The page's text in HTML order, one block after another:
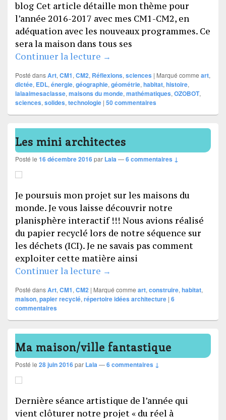
blog Cet article détaille mon thème pour
l’année 2016-2017 avec mes CM1-CM2, en
adéquation avec les nouveaux programmes. Ce
sera la maison dans tous ses
Continuer la lecture Thème Habitat/maison cycle
→
Posté dansArt, CM1, CM2, Réflexions, sciences | Marqué comme art,
dictée, EDL, énergie, géographie, géométrie, habitat, histoire,
lalaaimesaclasse, maisons du monde, mathématiques, OZOBOT,
sciences, solides, technologie | 50commentaires
Les mini architectes
Posté le 16 décembre 2016par Lala—6 commentaires ↓
Je poursuis mon projet sur les maisons du
monde. Je vous laisse découvrir notre
planisphère interactif !!! Nous avions réalisé
du papier recyclé lors de notre séquence sur
les déchets (ICI). Je ne savais pas comment
exploiter cette matière ainsi
Continuer la lecture Les mini architectes
→
Posté dansArt, CM1, CM2 | Marqué comme art, construire, habitat,
maison, papier recyclé, répertoire idées architecture | 6
commentaires
Ma maison/ville fantastique
Posté le 28 juin 2016par Lala—6 commentaires ↓
Dernière séance artistique de l’année qui
vient clôturer notre projet « du réel à